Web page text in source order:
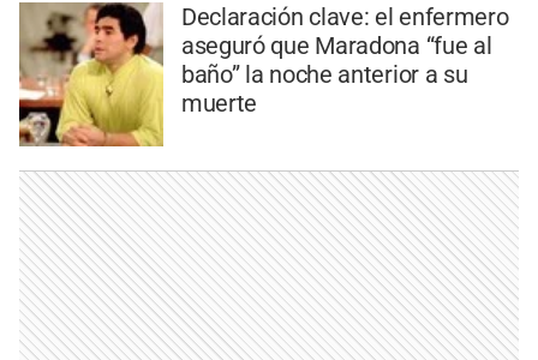
Declaración clave: el enfermero
aseguró que Maradona “fue al
baño” la noche anterior a su
muerte